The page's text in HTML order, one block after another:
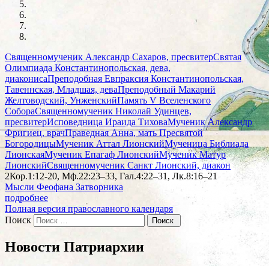
Священномученик Александр Сахаров, пресвитерСвятая
Олимпиада Константинопольская, дева,
диаконисаПреподобная Евпраксия Константинопольская,
Тавеннская, Младшая, деваПреподобный Макарий
Желтоводский, УнженскийПамять V Вселенского
СобораСвященномученик Николай Удинцев,
пресвитерИсповедница Ираида ТиховаМученик Александр
Фригиец, врачПраведная Анна, мать Пресвятой
БогородицыМученик Аттал ЛионскийМученица Библиада
ЛионскаяМученик Епагаф ЛионскийМученик Матур
ЛионскийСвященномученик Санкт Лионский, диакон
2Кор.1:12-20, Мф.22:23–33, Гал.4:22–31, Лк.8:16–21
Мысли Феофана Затворника
подробнее
Полная версия православного календаря
Поиск
Новости Патриархии